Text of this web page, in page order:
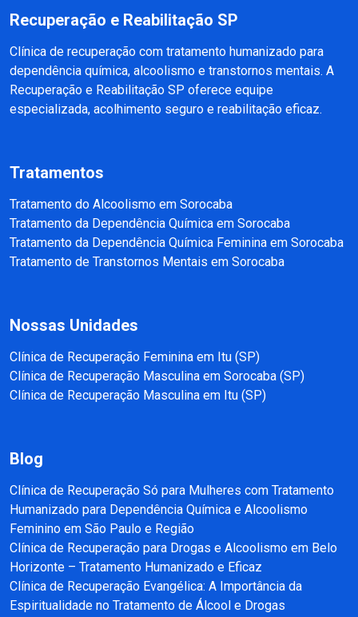
Recuperação e Reabilitação SP
Clínica de recuperação com tratamento humanizado para
dependência química, alcoolismo e transtornos mentais. A
Recuperação e Reabilitação SP oferece equipe
especializada, acolhimento seguro e reabilitação eficaz.
Tratamentos
Tratamento do Alcoolismo em Sorocaba
Tratamento da Dependência Química em Sorocaba
Tratamento da Dependência Química Feminina em Sorocaba
Tratamento de Transtornos Mentais em Sorocaba
Nossas Unidades
Clínica de Recuperação Feminina em Itu (SP)
Clínica de Recuperação Masculina em Sorocaba (SP)
Clínica de Recuperação Masculina em Itu (SP)
Blog
Clínica de Recuperação Só para Mulheres com Tratamento
Humanizado para Dependência Química e Alcoolismo
Feminino em São Paulo e Região
Clínica de Recuperação para Drogas e Alcoolismo em Belo
Horizonte – Tratamento Humanizado e Eficaz
Clínica de Recuperação Evangélica: A Importância da
Espiritualidade no Tratamento de Álcool e Drogas